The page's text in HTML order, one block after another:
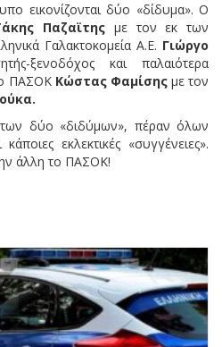
εικονίζονται δύο «δίδυμα». Ο
Παζαϊτης με τον εκ των
Γαλακτοκομεία Α.Ε. Γιώργο
ξενοδόχος και παλαιότερα
ΠΑΣΟΚ Κώστας Φαμίσηςμε τον
δύο «διδύμων», πέραν όλων
εκλεκτικές «συγγένειες».
άλλη το ΠΑΣΟΚ!